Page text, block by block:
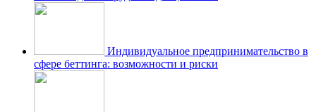
Индивидуальное предпринимательство в
сфере беттинга: возможности и риски